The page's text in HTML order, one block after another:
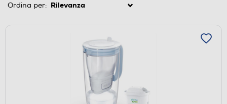
Ordina per: